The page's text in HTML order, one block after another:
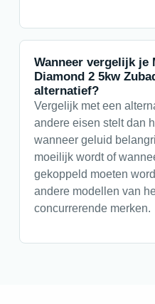
Wanneer vergelijk
Diamond 2 5kw
alternatief?
Vergelijk met een
andere eisen stelt dan
wanneer geluid
moeilijk wordt of
gekoppeld moeten
andere modellen van
concurrerende merken.